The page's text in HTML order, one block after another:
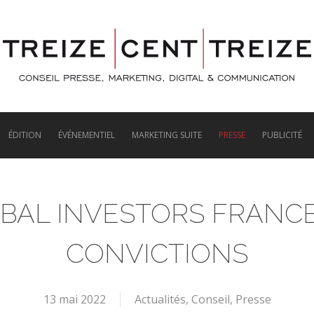
ÉDITION ÉVÉNEMENTIEL MARKETING SUITE PRESSE PUBLICITÉ
INVESTORS
CONVICTIONS
13 mai 2022 Actualités, Conseil, Presse